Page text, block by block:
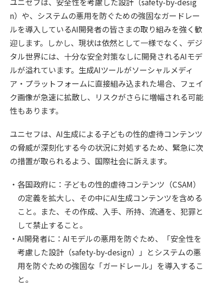
n）や、システムの悪用を防ぐための強固なガードレー
ルを導入しているAI開発者の皆さまの取り組みを強く歓
迎します。しかし、現状は依然として一様でなく、デジ
タル世界には、十分な安全対策なしに開発されるAIモデ
ルが溢れています。生成AIツールがソーシャルメディ
ア・プラットフォームに直接組み込まれた場合、フェイ
ク画像が急速に拡散し、リスクがさらに増幅される可能
性もあります。
ユニセフは、AI生成による子どもの性的虐待コンテンツ
の脅威が深刻化する今の状況に対処するため、緊急に次
の措置が取られるよう、国際社会に訴えます。
各国政府に：子どもの性的虐待コンテンツ（CSAM）
の定義を拡大し、その中にAI生成コンテンツを含める
こと。また、その作成、入手、所持、流通を、犯罪と
して禁止すること。
AI開発者に：AIモデルの悪用を防ぐため、「安全性を
考慮した設計（safety-by-design）」とシステムの悪
用を防ぐための強固な「ガードレール」を導入するこ
と。